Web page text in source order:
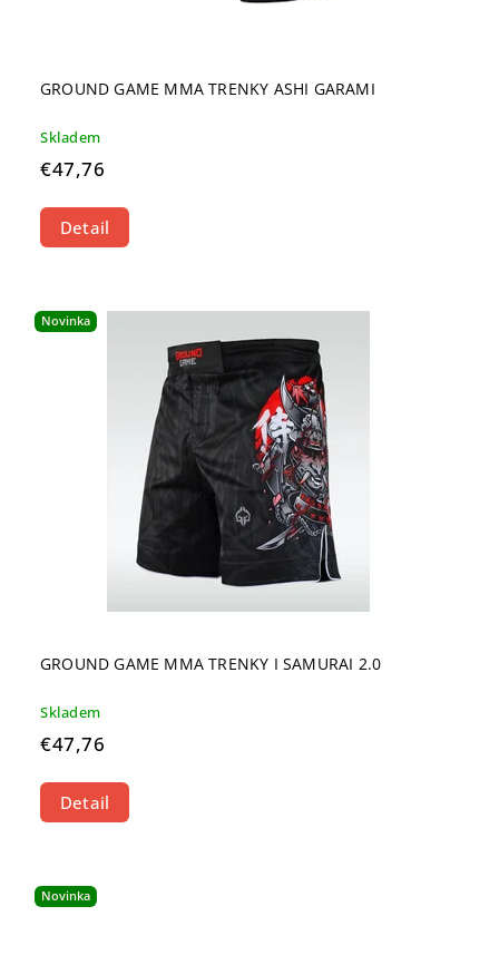
GROUND GAME MMA TRENKY ASHI GARAMI
Skladem
€47,76
Detail
Novinka
GROUND GAME MMA TRENKY I SAMURAI 2.0
Skladem
€47,76
Detail
Novinka